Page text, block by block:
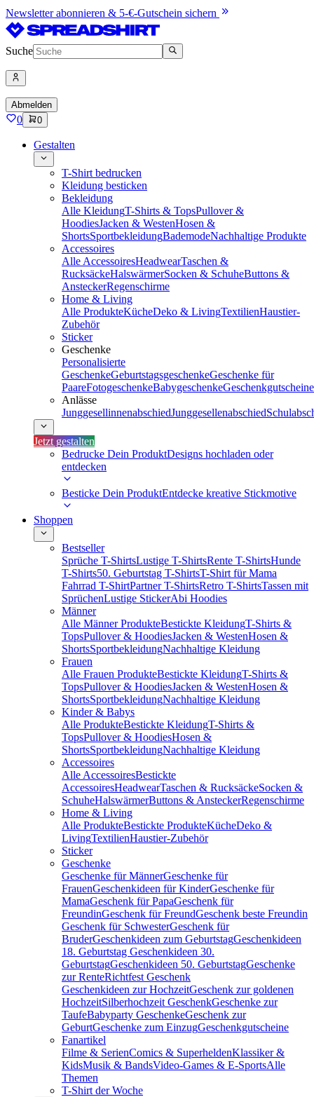
Newsletter abonnieren & 5-€-Gutschein sichern
Suche
Abmelden
0 0
Gestalten
T-Shirt bedrucken
Kleidung besticken
Bekleidung
Alle KleidungT-Shirts & TopsPullover &
HoodiesJacken & WestenHosen &
ShortsSportbekleidungBademodeNachhaltige Produkte
Accessoires
Alle AccessoiresHeadwearTaschen &
RucksäckeHalswärmerSocken & SchuheButtons &
AnsteckerRegenschirme
Home & Living
Alle ProdukteKücheDeko & LivingTextilienHaustier-
Zubehör
Sticker
Geschenke
Personalisierte
GeschenkeGeburtstagsgeschenkeGeschenke für
PaareFotogeschenkeBabygeschenkeGeschenkgutscheine
Anlässe
JunggesellinnenabschiedJunggesellenabschied
Jetzt gestalten
Bedrucke Dein ProduktDesigns hochladen oder
entdecken
Besticke Dein ProduktEntdecke kreative Stickmotive
Shoppen
Bestseller
Sprüche T-ShirtsLustige T-ShirtsRente T-ShirtsHunde
T-Shirts50. Geburtstag T-ShirtsT-Shirt für Mama
Fahrrad T-ShirtPartner T-ShirtsRetro T-ShirtsTassen mit
SprüchenLustige StickerAbi Hoodies
Männer
Alle Männer ProdukteBestickte KleidungT-Shirts &
TopsPullover & HoodiesJacken & WestenHosen &
ShortsSportbekleidungNachhaltige Kleidung
Frauen
Alle Frauen ProdukteBestickte KleidungT-Shirts &
TopsPullover & HoodiesJacken & WestenHosen &
ShortsSportbekleidungNachhaltige Kleidung
Kinder & Babys
Alle ProdukteBestickte KleidungT-Shirts &
TopsPullover & HoodiesHosen &
ShortsSportbekleidungNachhaltige Kleidung
Accessoires
Alle AccessoiresBestickte
AccessoiresHeadwearTaschen & RucksäckeSocken &
SchuheHalswärmerButtons & AnsteckerRegenschirme
Home & Living
Alle ProdukteBestickte ProdukteKücheDeko &
LivingTextilienHaustier-Zubehör
Sticker
Geschenke
Geschenke für MännerGeschenke für
FrauenGeschenkideen für KinderGeschenke für
MamaGeschenk für PapaGeschenk für
FreundinGeschenk für FreundGeschenk beste Freundin
Geschenk für SchwesterGeschenk für
BruderGeschenkideen zum GeburtstagGeschenkideen
18. Geburtstag Geschenkideen 30.
GeburtstagGeschenkideen 50. GeburtstagGeschenke
zur RenteRichtfest Geschenk
Geschenkideen zur HochzeitGeschenk zur goldenen
HochzeitSilberhochzeit GeschenkGeschenke zur
TaufeBabyparty GeschenkeGeschenk zur
GeburtGeschenke zum EinzugGeschenkgutscheine
Fanartikel
Filme & SerienComics & SuperheldenKlassiker &
KidsMusik & BandsVideo-Games & E-SportsAlle
Themen
T-Shirt der Woche